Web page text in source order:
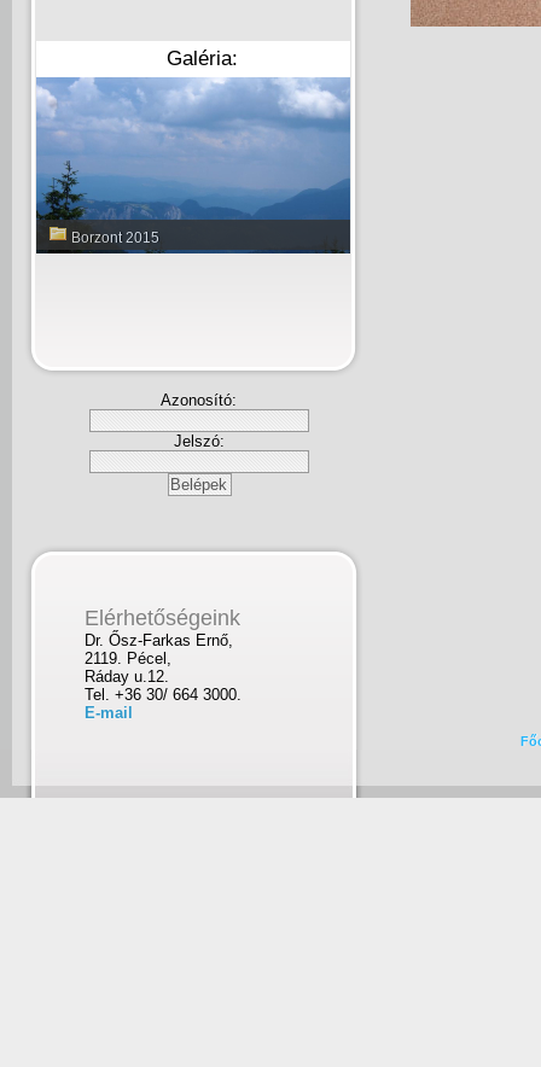
Galéria:
Borzont 2015
Azonosító:
Jelszó:
Elérhetőségeink
Dr. Ősz-Farkas Ernő,
2119. Pécel,
Ráday u.12.
Tel. +36 30/ 664 3000.
E-mail